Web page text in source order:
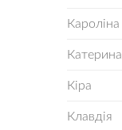
Кароліна
Катерина
Кіра
Клавдія